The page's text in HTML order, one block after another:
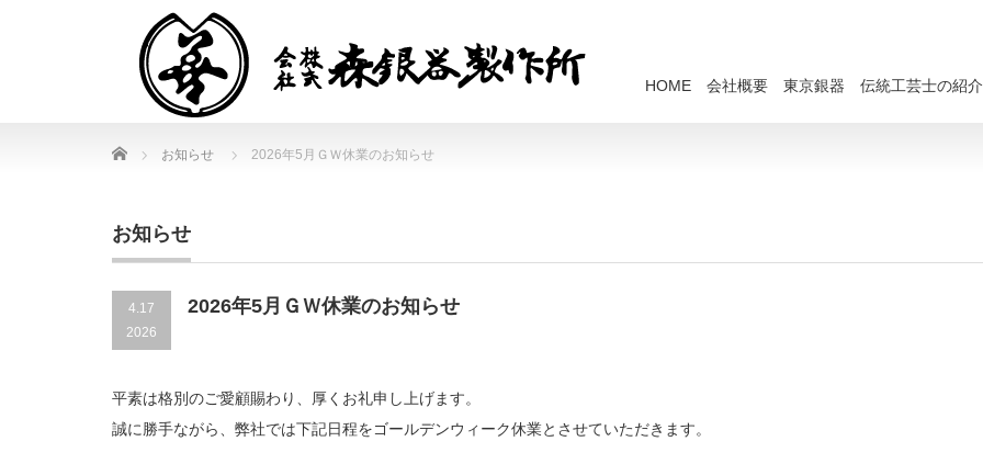
HOME 会社概要 東京銀器 伝統工芸士の紹介
Home お知らせ 2026年5月ＧＷ休業のお知らせ
お知らせ
4.17
2026
2026年5月ＧＷ休業のお知らせ
平素は格別のご愛顧賜わり、厚くお礼申し上げます。
誠に勝手ながら、弊社では下記日程をゴールデンウィーク休業とさせていただきます。